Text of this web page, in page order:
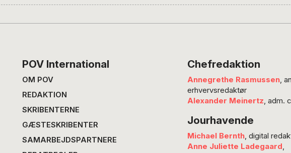
i det
har
og
POV International
OM POV
REDAKTION
SKRIBENTERNE
GÆSTESKRIBENTER
SAMARBEJDSPARTNERE
Chefredaktion
Annegrethe Rasmussen,
erhvervsredaktør
Alexander Meinertz, adm.
Jourhavende
Michael Bernth, digital
Anne Juliette Ladegaard,